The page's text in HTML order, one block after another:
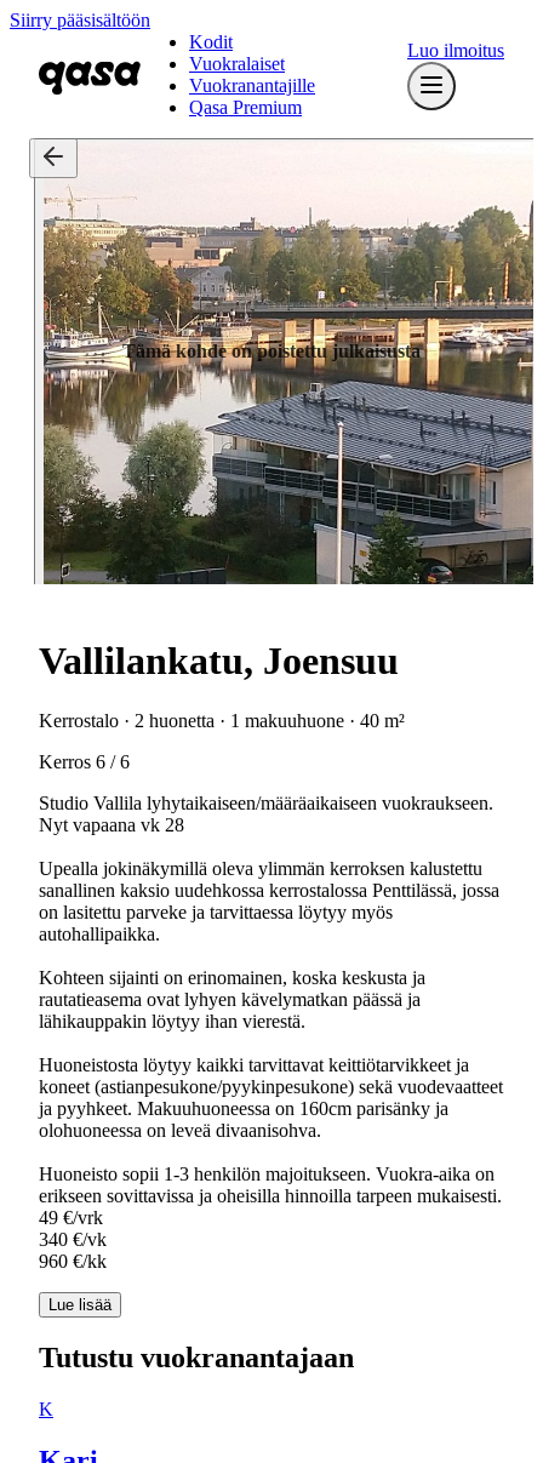
Siirry pääsisältöön
Kodit
Vuokralaiset
Vuokranantajille
Qasa Premium
Luo ilmoitus
Tämä kohde on poistettu julkaisusta
Vallilankatu, Joensuu
Kerrostalo · 2 huonetta · 1 makuuhuone · 40 m²
Kerros 6 / 6
Studio Vallila lyhytaikaiseen/määräaikaiseen vuokraukseen.
Nyt vapaana vk 28
Upealla jokinäkymillä oleva ylimmän kerroksen kalustettu
sanallinen kaksio uudehkossa kerrostalossa Penttilässä, jossa
on lasitettu parveke ja tarvittaessa löytyy myös
autohallipaikka.
Kohteen sijainti on erinomainen, koska keskusta ja
rautatieasema ovat lyhyen kävelymatkan päässä ja
lähikauppakin löytyy ihan vierestä.
Huoneistosta löytyy kaikki tarvittavat keittiötarvikkeet ja
koneet (astianpesukone/pyykinpesukone) sekä vuodevaatteet
ja pyyhkeet. Makuuhuoneessa on 160cm parisänky ja
olohuoneessa on leveä divaanisohva.
Huoneisto sopii 1-3 henkilön majoitukseen. Vuokra-aika on
erikseen sovittavissa ja oheisilla hinnoilla tarpeen mukaisesti.
49 €/vrk
340 €/vk
960 €/kk
Lue lisää
Tutustu vuokranantajaan
K